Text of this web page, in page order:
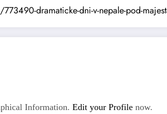
dramaticke-dni-v-nepale-pod-
Information. Edit your Profile now.